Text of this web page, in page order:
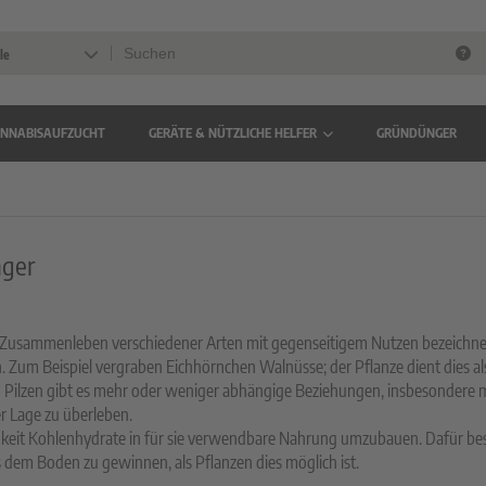
GERÄTE & NÜTZLICHE HELFER GRÜNDÜNGER
verschiedener Arten mit gegenseitigem Nutzen
Zum Beispiel vergraben Eichhörnchen Walnüsse; der Pflanze dient dies
gibt es mehr oder weniger abhängige Beziehungen,
Lage zu überleben.
Kohlenhydrate in für sie verwendbare Nahrung umzubauen. Dafür
Boden zu gewinnen, als Pflanzen dies möglich ist.